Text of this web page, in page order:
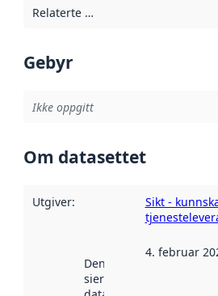
Relaterte ressurser
Gebyr
Ikke oppgitt
Om datasettet
Utgiver:
Sikt -
Denne datoen
sier når
4. februar